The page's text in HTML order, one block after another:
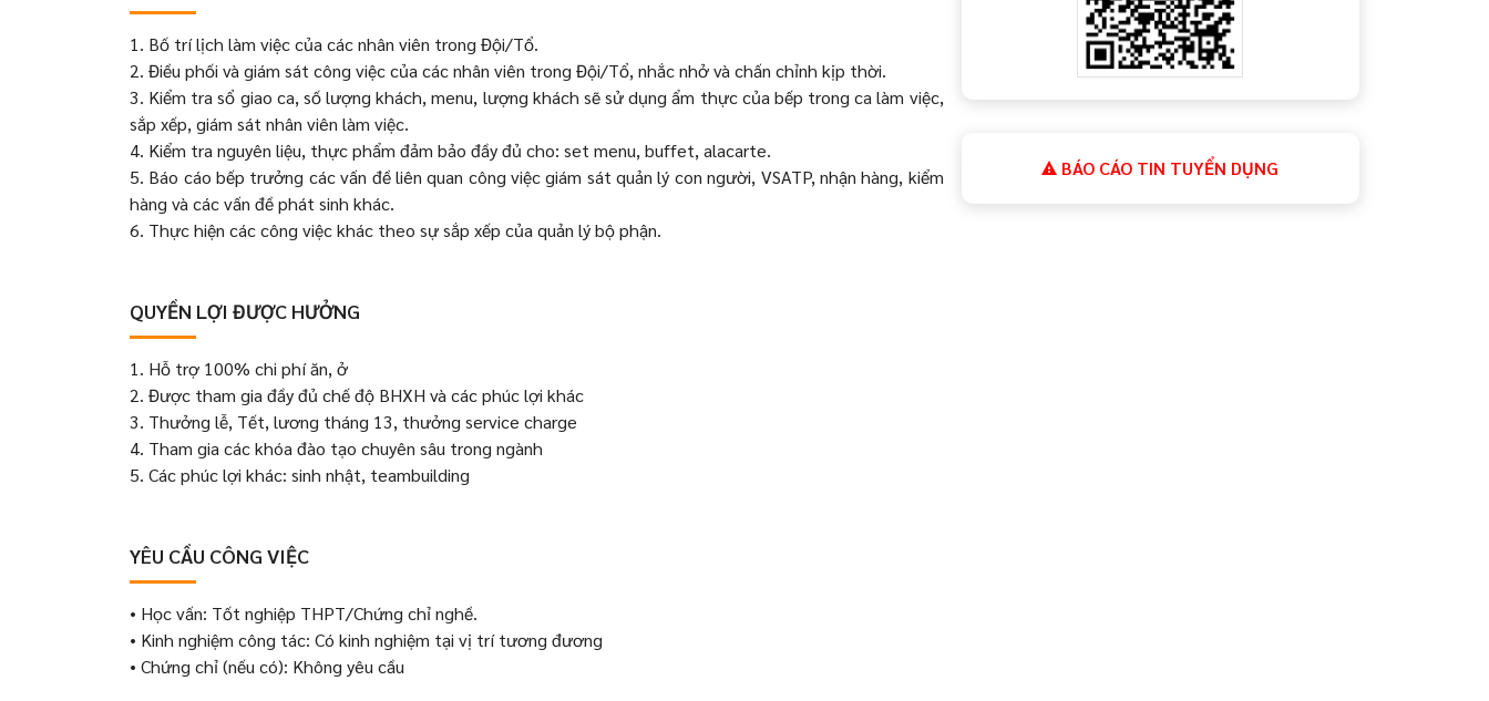
1. Bố trí lịch làm việc của các nhân viên trong Đội/Tổ.
2. Điều phối và giám sát công việc của các nhân viên trong Đội/Tổ, nhắc nhở và chấn chỉnh kịp thời.
3. Kiểm tra sổ giao ca, số lượng khách, menu, lượng khách sẽ sử dụng ẩm thực của bếp trong ca làm việc,
sắp xếp, giám sát nhân viên làm việc.
4. Kiểm tra nguyên liệu, thực phẩm đảm bảo đầy đủ cho: set menu, buffet, alacarte.
5. Báo cáo bếp trưởng các vấn đề liên quan công việc giám sát quản lý con người, VSATP, nhận hàng, kiểm
hàng và các vấn đề phát sinh khác.
6. Thực hiện các công việc khác theo sự sắp xếp của quản lý bộ phận.
QUYỀN LỢI ĐƯỢC HƯỞNG
1. Hỗ trợ 100% chi phí ăn, ở
2. Được tham gia đầy đủ chế độ BHXH và các phúc lợi khác
3. Thưởng lễ, Tết, lương tháng 13, thưởng service charge
4. Tham gia các khóa đào tạo chuyên sâu trong ngành
5. Các phúc lợi khác: sinh nhật, teambuilding
YÊU CẦU CÔNG VIỆC
• Học vấn: Tốt nghiệp THPT/Chứng chỉ nghề.
• Kinh nghiệm công tác: Có kinh nghiệm tại vị trí tương đương
• Chứng chỉ (nếu có): Không yêu cầu
BÁO CÁO TIN TUYỂN DỤNG